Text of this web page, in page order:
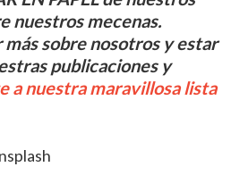
nuestros mecenas.
más sobre nosotros y estar
publicaciones y
a nuestra maravillosa lista